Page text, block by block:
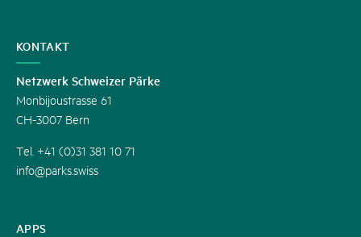
APPS
KONTAKT
Netzwerk Schweizer Pärke
Monbijoustrasse 61
CH-3007 Bern
Tel. +41 (0)31 381 10 71
info@parks.swiss